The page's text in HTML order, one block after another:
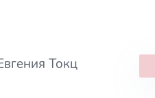
Токц